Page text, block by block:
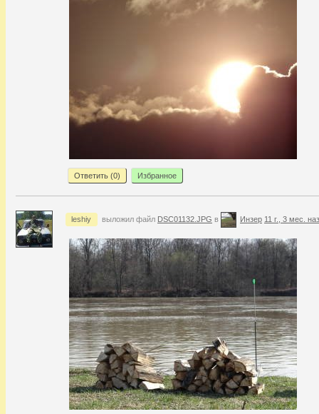
Ответить (0) Избранное
leshiy выложил файл DSC01132.JPG в Инзер 11 г., 3 мес.